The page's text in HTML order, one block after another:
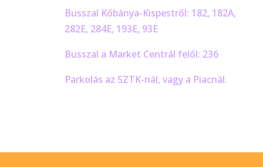
Busszal Kőbánya-Kispestről: 182, 182A,
282E, 284E, 193E, 93E
Busszal a Market Centrál felől: 236
Parkolás az SZTK-nál, vagy a Piacnál.